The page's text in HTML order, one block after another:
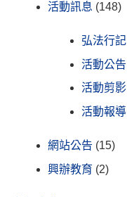
活動訊息 (148)
弘法行記
活動公告
活動剪影
活動報導
網站公告 (15)
興辦教育 (2)